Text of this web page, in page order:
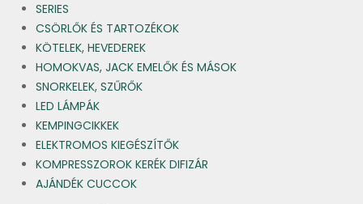
SERIES
CSÖRLŐK ÉS TARTOZÉKOK
KÖTELEK, HEVEDEREK
HOMOKVAS, JACK EMELŐK ÉS MÁSOK
SNORKELEK, SZŰRŐK
LED LÁMPÁK
KEMPINGCIKKEK
ELEKTROMOS KIEGÉSZÍTŐK
KOMPRESSZOROK KERÉK DIFIZÁR
AJÁNDÉK CUCCOK